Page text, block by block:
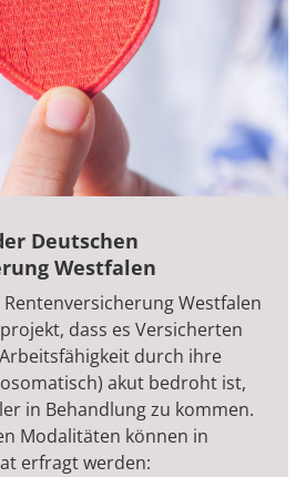
Deutschen
Westfalen
Westfalen
dass es Versicherten
durch ihre
akut bedroht ist,
in Behandlung zu kommen.
Modalitäten können in
erfragt werden: